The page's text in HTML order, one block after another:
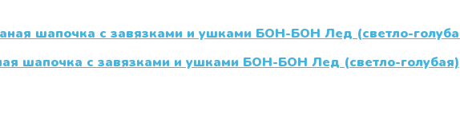
шапочка с завязками и ушками БОН-БОН Лед (светло-голубая)